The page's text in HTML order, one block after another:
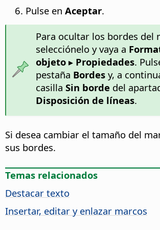
Pulse en Aceptar.
Para ocultar los bordes del
selecciónelo y vaya a
objeto ▸ Propiedades.
pestaña Bordesy, a
casilla Sin borde del
Disposición de líneas.
Si desea cambiar el tamaño del
sus bordes.
Temas relacionados
Destacar texto
Insertar, editar y enlazar marcos